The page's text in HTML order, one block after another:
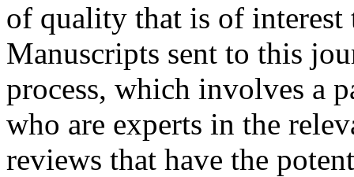
of quality that is of interest
Manuscripts sent to this
process, which involves a
who are experts in the
reviews that have the